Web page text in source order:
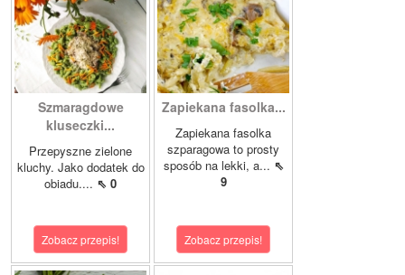
Szmaragdowe
kluseczki...
Przepyszne zielone
kluchy. Jako dodatek do
obiadu.... ⇖ 0
Zobacz przepis!
Zapiekana fasolka...
Zapiekana fasolka
szparagowa to prosty
sposób na lekki, a... ⇖
9
Zobacz przepis!